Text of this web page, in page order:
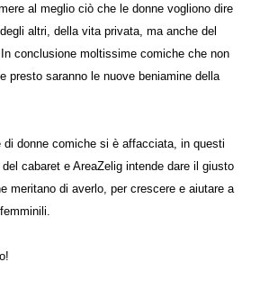
al meglio ciò che le donne vogliono dire
altri, della vita privata, ma anche del
conclusione moltissime comiche che non
presto saranno le nuove beniamine della
di donne comiche si è affacciata, in questi
cabaret e AreaZelig intende dare il giusto
meritano di averlo, per crescere e aiutare a